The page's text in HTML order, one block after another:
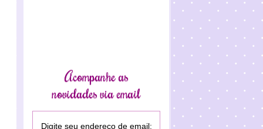
Acompanhe as
novidades via email
Digite seu endereço de email: